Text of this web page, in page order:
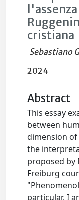
cristiana
Sebastiano
2024
Abstract
This essay
between
dimension
the
proposed by
Freiburg
particular, I